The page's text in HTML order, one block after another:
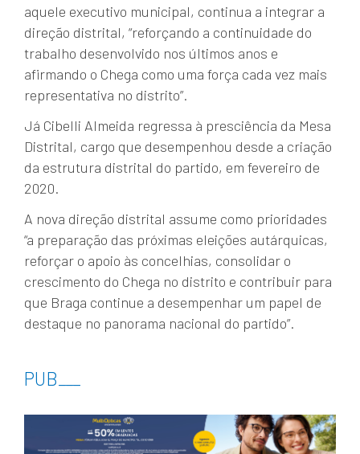
aquele executivo municipal, continua a integrar a
direção distrital, “reforçando a continuidade do
trabalho desenvolvido nos últimos anos e
afirmando o Chega como uma força cada vez mais
representativa no distrito”.
Já Cibelli Almeida regressa à presciência da Mesa
Distrital, cargo que desempenhou desde a criação
da estrutura distrital do partido, em fevereiro de
2020.
A nova direção distrital assume como prioridades
“a preparação das próximas eleições autárquicas,
reforçar o apoio às concelhias, consolidar o
crescimento do Chega no distrito e contribuir para
que Braga continue a desempenhar um papel de
destaque no panorama nacional do partido”.
PUB